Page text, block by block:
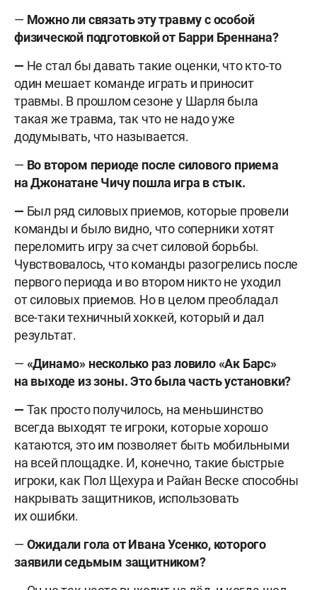
— Можно ли связать эту травму с особой
физической подготовкой от Барри Бреннана?
— Не стал бы давать такие оценки, что кто-то
один мешает команде играть и приносит
травмы. В прошлом сезоне у Шарля была
такая же травма, так что не надо уже
додумывать, что называется.
— Во втором периоде после силового приема
на Джонатане Чичу пошла игра в стык.
— Был ряд силовых приемов, которые провели
команды и было видно, что соперники хотят
переломить игру за счет силовой борьбы.
Чувствовалось, что команды разогрелись после
первого периода и во втором никто не уходил
от силовых приемов. Но в целом преобладал
все-таки техничный хоккей, который и дал
результат.
— «Динамо» несколько раз ловило «Ак Барс»
на выходе из зоны. Это была часть установки?
— Так просто получилось, на меньшинство
всегда выходят те игроки, которые хорошо
катаются, это им позволяет быть мобильными
на всей площадке. И, конечно, такие быстрые
игроки, как Пол Щехура и Райан Веске способны
накрывать защитников, использовать
их ошибки.
— Ожидали гола от Ивана Усенко, которого
заявили седьмым защитником?